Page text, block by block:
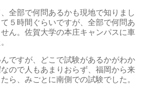
全部で何問あるかも現地で知りまし
５時間ぐらいですが、全部で何問あ
ん。佐賀大学の本庄キャンパスに車
ですが、どこで試験があるかがわか
ので人もあまりおらず、福岡から来
ら、みごとに南側での試験でした。